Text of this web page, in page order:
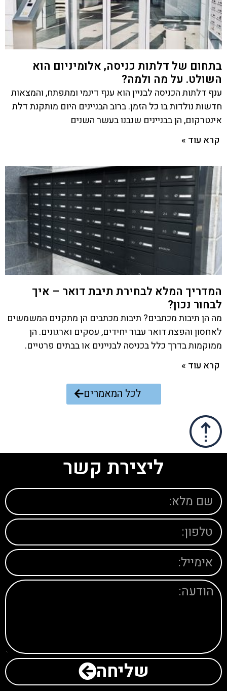
בתחום של דלתות כניסה, אלומיניום הוא
השולט. על מה ולמה?
ענף דלתות הכניסה לבניין הוא ענף דינמי ומתפתח, והמצאות
חדשות נולדות בו כל הזמן. ברוב הבניינים היום מותקנת דלת
אינטרקום, הן בבניינים שנבנו בעשר השנים
קרא עוד »
המדריך המלא לבחירת תיבת דואר – איך
לבחור נכון?
מה הן תיבות מכתבים? תיבות מכתבים הן מתקנים המשמשים
לאחסון והפצת דואר עבור יחידים, עסקים וארגונים. הן
ממוקמות בדרך כלל בכניסה לבניינים או בבתים פרטיים.
קרא עוד »
לכל המאמרים
ליצירת קשר
שליחה